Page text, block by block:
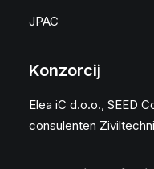
JPAC
Konzorcij
Elea iC d.o.o., SEED
consulenten